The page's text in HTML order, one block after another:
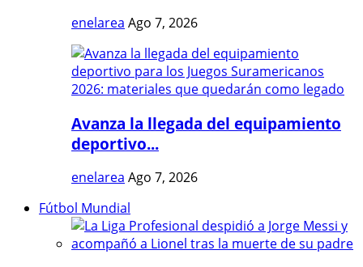
enelarea Ago 7, 2026
Avanza la llegada del equipamiento
deportivo...
enelarea Ago 7, 2026
Fútbol Mundial